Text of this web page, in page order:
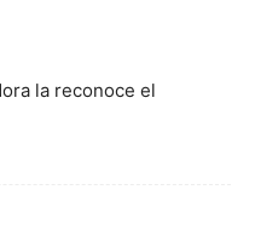
la reconoce el